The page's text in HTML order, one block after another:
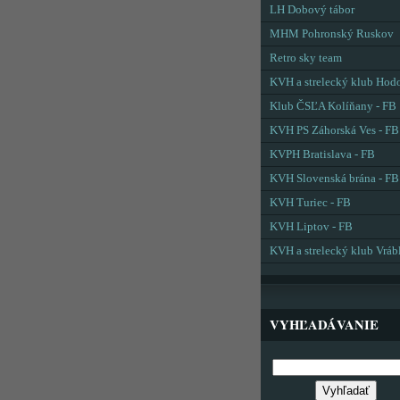
LH Dobový tábor
MHM Pohronský Ruskov
Retro sky team
KVH a strelecký klub
Klub ČSĽA Kolíňany - FB
KVH PS Záhorská Ves - FB
KVPH Bratislava - FB
KVH Slovenská brána - FB
KVH Turiec - FB
KVH Liptov - FB
KVH a strelecký klub
VYHĽADÁVANIE